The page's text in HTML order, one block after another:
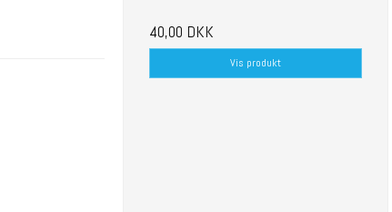
40,00 DKK
Vis produkt